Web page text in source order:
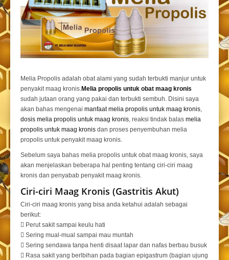
Melia Propolis adalah obat alami yang sudah terbukti manjur untuk
penyakit maag kronis.Melia propolis untuk obat maag kronis
sudah jutaan orang yang pakai dan terbukti sembuh. Disini saya
akan bahas mengenai manfaat melia propolis untuk maag kronis,
dosis melia propolis untuk maag kronis, reaksi tindak balas melia
propolis untuk maag kronis dan proses penyembuhan melia
propolis untuk penyakit maag kronis.
Sebelum saya bahas melia propolis untuk obat maag kronis, saya
akan menjelaskan beberapa hal penting tentang ciri-ciri maag
kronis dan penyabab penyakit maag kronis.
Ciri-ciri Maag Kronis (Gastritis Akut)
Ciri-ciri maag kronis yang bisa anda ketahui adalah sebagai
berikut:
 Perut sakit sampai keulu hati
 Sering mual-mual sampai mau muntah
 Sering sendawa tanpa henti disaat lapar dan nafas berbau busuk
 Rasa sakit yang berlbihan pada bagian epigastrum (bagian ujung